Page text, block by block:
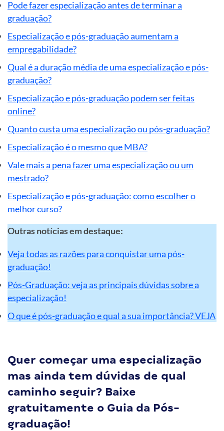
Pode fazer especialização antes de terminar a
graduação?
Especialização e pós-graduação aumentam a
empregabilidade?
Qual é a duração média de uma especialização e pós-
graduação?
Especialização e pós-graduação podem ser feitas
online?
Quanto custa uma especialização ou pós-graduação?
Especialização é o mesmo que MBA?
Vale mais a pena fazer uma especialização ou um
mestrado?
Especialização e pós-graduação: como escolher o
melhor curso?
Outras notícias em destaque:
Veja todas as razões para conquistar uma pós-
graduação!
Pós-Graduação: veja as principais dúvidas sobre a
especialização!
O que é pós-graduação e qual a sua importância? VEJA
Quer começar uma especialização
mas ainda tem dúvidas de qual
caminho seguir? Baixe
gratuitamente o Guia da Pós-
graduação!